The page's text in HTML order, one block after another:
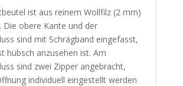
ist aus reinem Wollfilz (2 mm)
Die obere Kante und der
sind mit Schrägband eingefasst,
hübsch anzusehen ist. Am
sind zwei Zipper angebracht,
individuell eingestellt werden